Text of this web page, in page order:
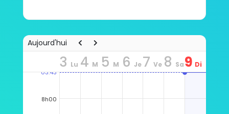
Aujourd'hui
3 Lu 4 M 5 M 6 Je 7 Ve 8 Sa9 Di
8h00
03:43